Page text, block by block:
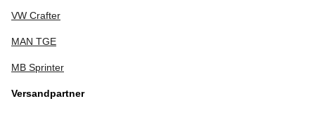
VW Crafter
MAN TGE
MB Sprinter
Versandpartner